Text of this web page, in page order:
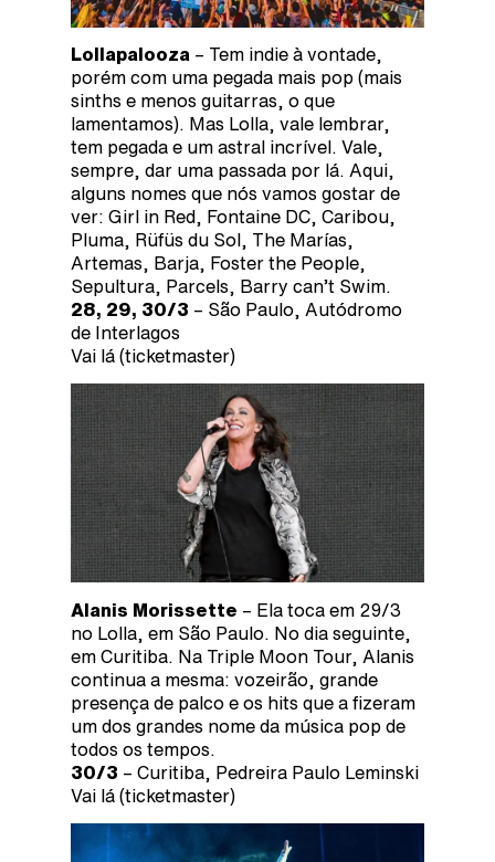
Lollapalooza – Tem indie à vontade,
porém com uma pegada mais pop (mais
sinths e menos guitarras, o que
lamentamos). Mas Lolla, vale lembrar,
tem pegada e um astral incrível. Vale,
sempre, dar uma passada por lá. Aqui,
alguns nomes que nós vamos gostar de
ver: Girl in Red, Fontaine DC, Caribou,
Pluma, Rüfüs du Sol, The Marías,
Artemas, Barja, Foster the People,
Sepultura, Parcels, Barry can’t Swim.
28, 29, 30/3 – São Paulo, Autódromo
de Interlagos
Vai lá (ticketmaster)
Alanis Morissette – Ela toca em 29/3
no Lolla, em São Paulo. No dia seguinte,
em Curitiba. Na Triple Moon Tour, Alanis
continua a mesma: vozeirão, grande
presença de palco e os hits que a fizeram
um dos grandes nome da música pop de
todos os tempos.
30/3 – Curitiba, Pedreira Paulo Leminski
Vai lá (ticketmaster)